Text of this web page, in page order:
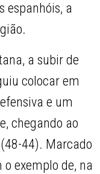
espanhóis, a
a subir de
colocar em
e um
chegando ao
44). Marcado
exemplo de, na